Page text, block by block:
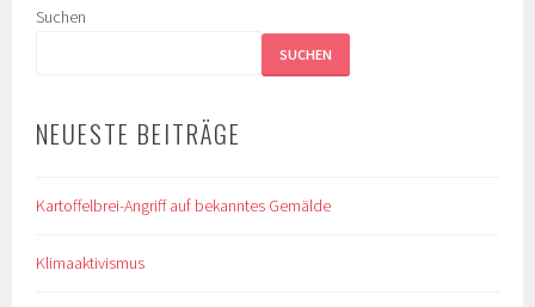
Suchen
SUCHEN
NEUESTE BEITRÄGE
Kartoffelbrei-Angriff auf bekanntes Gemälde
Klimaaktivismus